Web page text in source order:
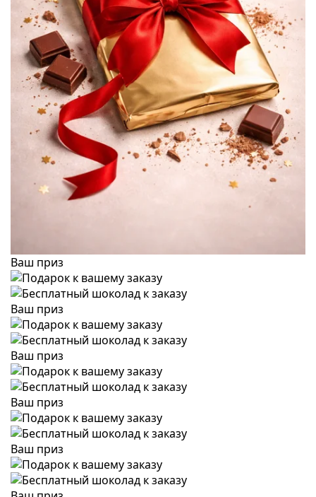
Ваш приз
Ваш приз
Ваш приз
Ваш приз
Ваш приз